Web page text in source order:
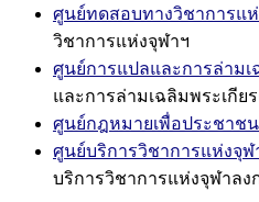
ศูนย์ทดสอบทางวิชาการแ
วิชาการแห่งจุฬาฯ
ศูนย์การแปลและการล่ามเ
และการล่ามเฉลิมพระเกีย
ศูนย์กฎหมายเพื่อประชาชน
ศูนย์บริการวิชาการแห่งจุ
บริการวิชาการแห่งจุฬาล